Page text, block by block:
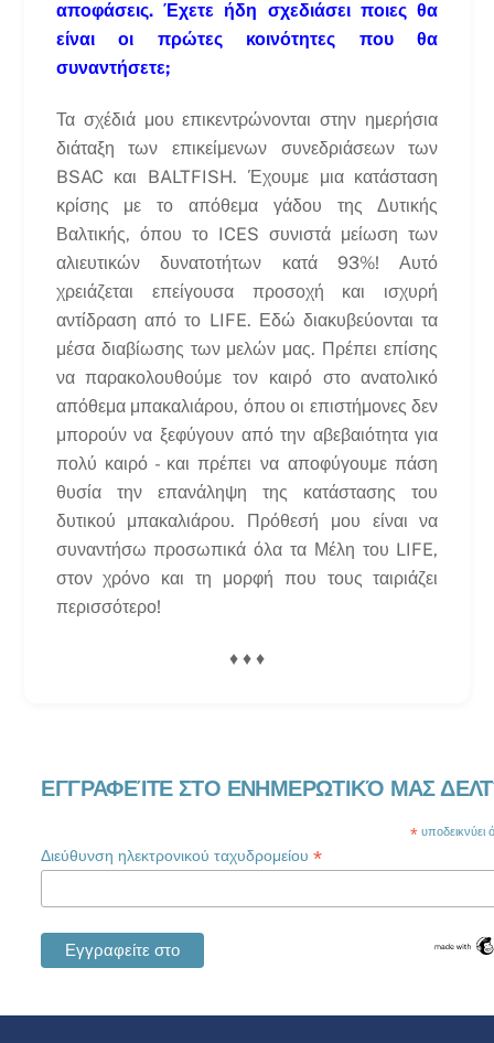
αποφάσεις. Έχετε ήδη σχεδιάσει ποιες θα
είναι οι πρώτες κοινότητες που θα
συναντήσετε;
Τα σχέδιά μου επικεντρώνονται στην ημερήσια
διάταξη των επικείμενων συνεδριάσεων των
BSAC και BALTFISH. Έχουμε μια κατάσταση
κρίσης με το απόθεμα γάδου της Δυτικής
Βαλτικής, όπου το ICES συνιστά μείωση των
αλιευτικών δυνατοτήτων κατά 93%! Αυτό
χρειάζεται επείγουσα προσοχή και ισχυρή
αντίδραση από το LIFE. Εδώ διακυβεύονται τα
μέσα διαβίωσης των μελών μας. Πρέπει επίσης
να παρακολουθούμε τον καιρό στο ανατολικό
απόθεμα μπακαλιάρου, όπου οι επιστήμονες δεν
μπορούν να ξεφύγουν από την αβεβαιότητα για
πολύ καιρό - και πρέπει να αποφύγουμε πάση
θυσία την επανάληψη της κατάστασης του
δυτικού μπακαλιάρου. Πρόθεσή μου είναι να
συναντήσω προσωπικά όλα τα Μέλη του LIFE,
στον χρόνο και τη μορφή που τους ταιριάζει
περισσότερο!
♦ ♦ ♦
ΕΓΓΡΑΦΕΊΤΕ ΣΤΟ ΕΝΗΜΕΡΩΤΙΚΌ ΜΑΣ
* υποδεικνύει
Διεύθυνση ηλεκτρονικού ταχυδρομείου*
Swedish